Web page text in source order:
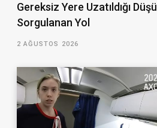
Gereksiz Yere Uzatıldığı
Sorgulanan Yol
2 AĞUSTOS 2026